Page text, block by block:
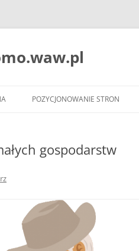
POZYCJONOWANIE STRON
gospodarstw